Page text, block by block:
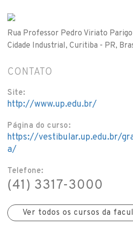
Rua Professor Pedro Viriato
Cidade Industrial, Curitiba - PR,
CONTATO
Site:
http://www.up.edu.br/
Página do curso:
https://vestibular.up.edu.br/
a/
Telefone:
(41) 3317-3000
Ver todos os cursos da